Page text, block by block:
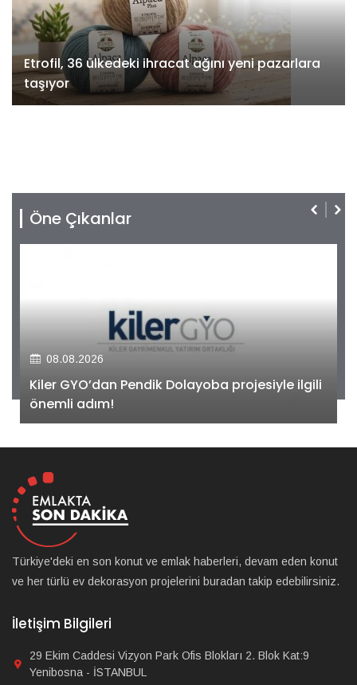
Etrofil, 36 ülkedeki ihracat ağını yeni pazarlara
taşıyor
Öne Çıkanlar
08.08.2026
Kiler GYO’dan Pendik Dolayoba projesiyle ilgili
önemli adım!
Türkiye'deki en son konut ve emlak haberleri, devam eden konut
ve her türlü ev dekorasyon projelerini buradan takip edebilirsiniz.
İletişim Bilgileri
29 Ekim Caddesi Vizyon Park Ofis Blokları 2. Blok Kat:9
Yenibosna - İSTANBUL